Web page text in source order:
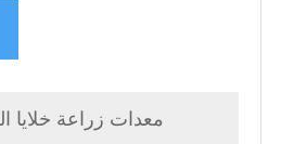
معدات زراعة خلايا